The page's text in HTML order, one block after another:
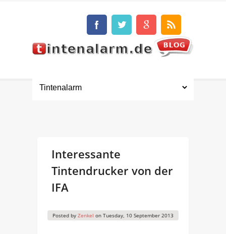
Interessante
Tintendrucker von der
IFA
Posted by Zenkel on Tuesday, 10 September 2013